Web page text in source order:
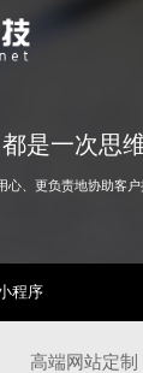
是一次思
心、更负责地协助客户
程序
高端网站定制